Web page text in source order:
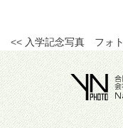
<< 入学記念写真 フォ